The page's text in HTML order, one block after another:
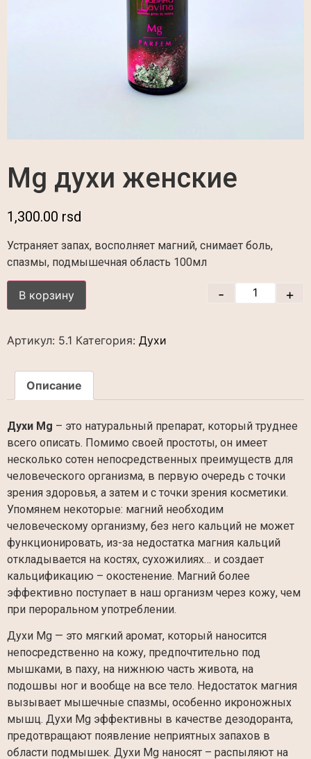
Mg духи женские
1,300.00 rsd
Устраняет запах, восполняет магний, снимает боль,
спазмы, подмышечная область 100мл
- +
В корзину
Артикул: 5.1 Категория: Духи
Описание
Духи Mg – это натуральный препарат, который труднее
всего описать. Помимо своей простоты, он имеет
несколько сотен непосредственных преимуществ для
человеческого организма, в первую очередь с точки
зрения здоровья, а затем и с точки зрения косметики.
Упомянем некоторые: магний необходим
человеческому организму, без него кальций не может
функционировать, из-за недостатка магния кальций
откладывается на костях, сухожилиях… и создает
кальцификацию – окостенение. Магний более
эффективно поступает в наш организм через кожу, чем
при пероральном употреблении.
Духи Mg — это мягкий аромат, который наносится
непосредственно на кожу, предпочтительно под
мышками, в паху, на нижнюю часть живота, на
подошвы ног и вообще на все тело. Недостаток магния
вызывает мышечные спазмы, особенно икроножных
мышц. Духи Mg эффективны в качестве дезодоранта,
предотвращают появление неприятных запахов в
области подмышек. Духи Mg наносят – распыляют на